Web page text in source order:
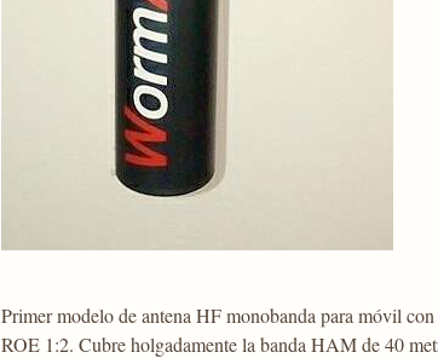
Primer modelo de antena HF monobanda para móvil
ROE 1:2. Cubre holgadamente la banda HAM de 40